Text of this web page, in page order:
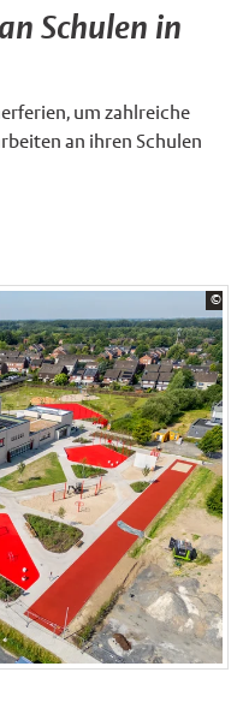
Schulen in
um zahlreiche
an ihren Schulen
©